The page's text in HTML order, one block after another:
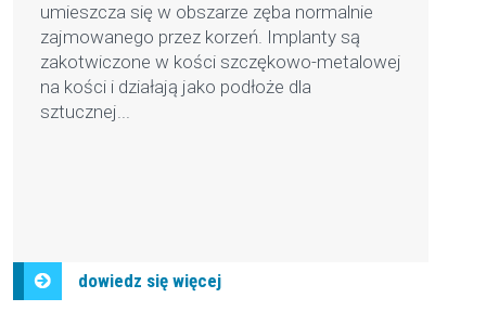
umieszcza się w obszarze zęba normalnie
zajmowanego przez korzeń. Implanty są
zakotwiczone w kości szczękowo-metalowej
na kości i działają jako podłoże dla
sztucznej...